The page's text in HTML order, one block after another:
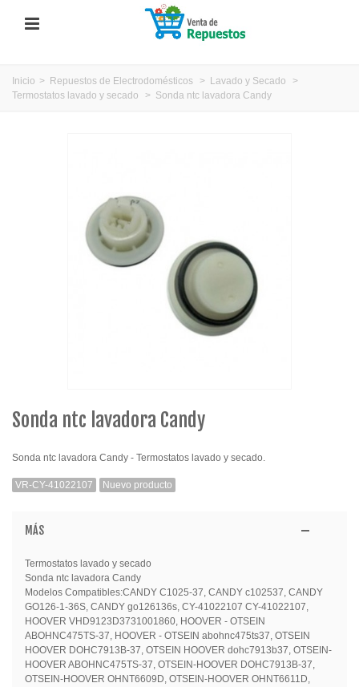
Inicio > Repuestos de Electrodomésticos > Lavado y Secado
>
Termostatos lavado y secado
> Sonda ntc lavadora Candy
Sonda ntc lavadora Candy
Sonda ntc lavadora Candy - Termostatos lavado y secado.
VR-CY-41022107 Nuevo producto
MÁS
Termostatos lavado y secado
Sonda ntc lavadora Candy
Modelos Compatibles:CANDY C1025-37, CANDY c102537, CANDY
GO126-1-36S, CANDY go126136s, CY-41022107 CY-41022107,
HOOVER VHD9123D3731001860, HOOVER - OTSEIN
ABOHNC475TS-37, HOOVER - OTSEIN abohnc475ts37, OTSEIN
HOOVER DOHC7913B-37, OTSEIN HOOVER dohc7913b37, OTSEIN-
HOOVER ABOHNC475TS-37, OTSEIN-HOOVER DOHC7913B-37,
OTSEIN-HOOVER OHNT6609D, OTSEIN-HOOVER OHNT6611D,